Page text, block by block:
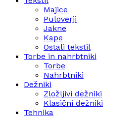
Majice
Puloverji
Jakne
Kape
Ostali tekstil
Torbe in nahrbtniki
Torbe
Nahrbtniki
Dežniki
Zložljivi dežniki
Klasični dežniki
Tehnika